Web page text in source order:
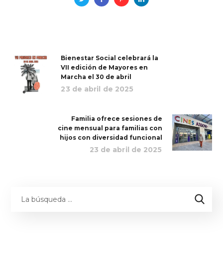
Bienestar Social celebrará la
VII edición de Mayores en
Marcha el 30 de abril
23 de abril de 2025
Familia ofrece sesiones de
cine mensual para familias con
hijos con diversidad funcional
23 de abril de 2025